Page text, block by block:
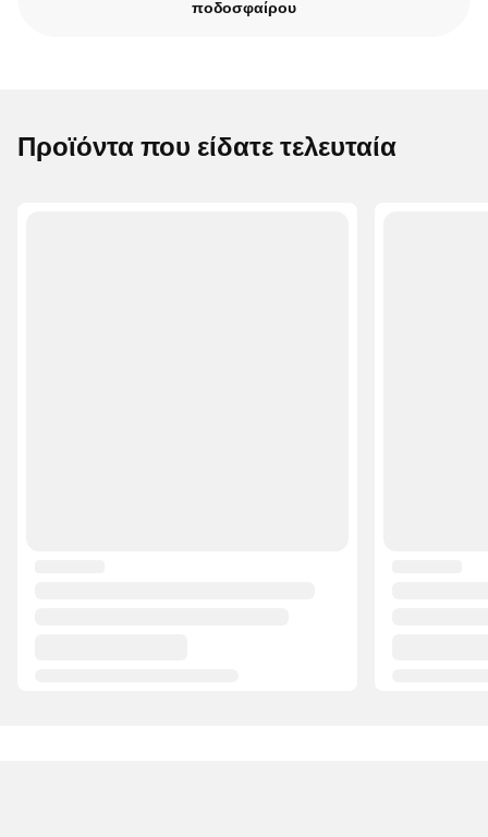
ποδοσφαίρου
Προϊόντα που είδατε τελευταία